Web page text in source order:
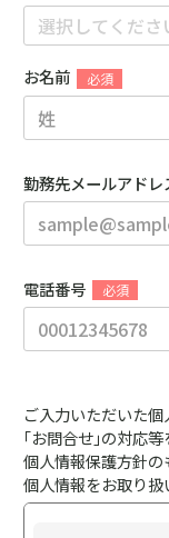
お名前
勤務先メールアドレ
電話番号
ご入力いただいた
｢お問合せ｣の対応等
個人情報保護方針
個人情報をお取り扱